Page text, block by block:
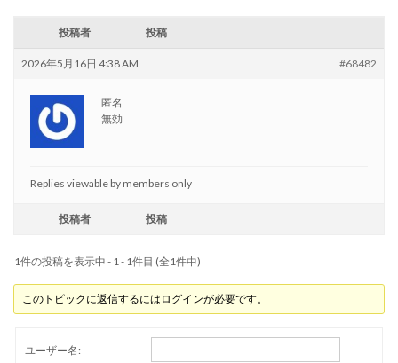
投稿者 投稿
2026年5月16日 4:38 AM #68482
匿名
無効
Replies viewable by members only
投稿者 投稿
1件の投稿を表示中 - 1 - 1件目 (全1件中)
このトピックに返信するにはログインが必要です。
ユーザー名: